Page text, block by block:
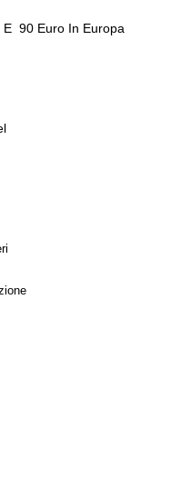
E 90 Euro In Europa